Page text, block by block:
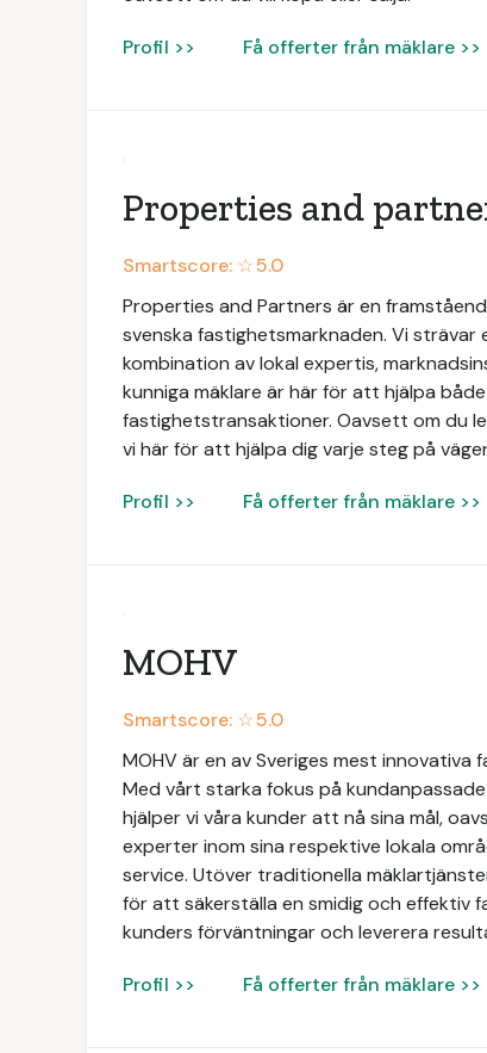
Profil >> Få offerter från mäklare >>
Properties and
Smartscore: ☆5.0
Properties and Partners är en
svenska fastighetsmarknaden. Vi
kombination av lokal expertis,
kunniga mäklare är här för att hjälpa
fastighetstransaktioner. Oavsett om du
vi här för att hjälpa dig varje steg på
Profil >> Få offerter från mäklare >>
MOHV
Smartscore: ☆5.0
MOHV är en av Sveriges mest
Med vårt starka fokus på
hjälper vi våra kunder att nå sina mål,
experter inom sina respektive lokala
service. Utöver traditionella
för att säkerställa en smidig och effektiv
kunders förväntningar och leverera
Profil >> Få offerter från mäklare >>